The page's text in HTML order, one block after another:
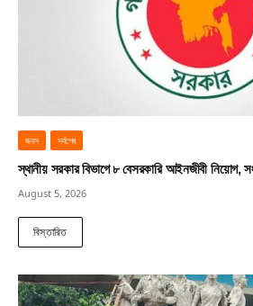
জবস সর্বশেষ
স্থানীয় সরকার বিভাগে ৮ বেসরকারি আইনজীবী নিয়োগ,
August 5, 2026
বিস্তারিত